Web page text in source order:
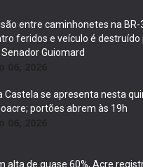
entre caminhonetes na BR-
feridos e veículo é destruído
Guiomard
Castela se apresenta nesta
portões abrem às 19h
alta de quase 60%, Acre